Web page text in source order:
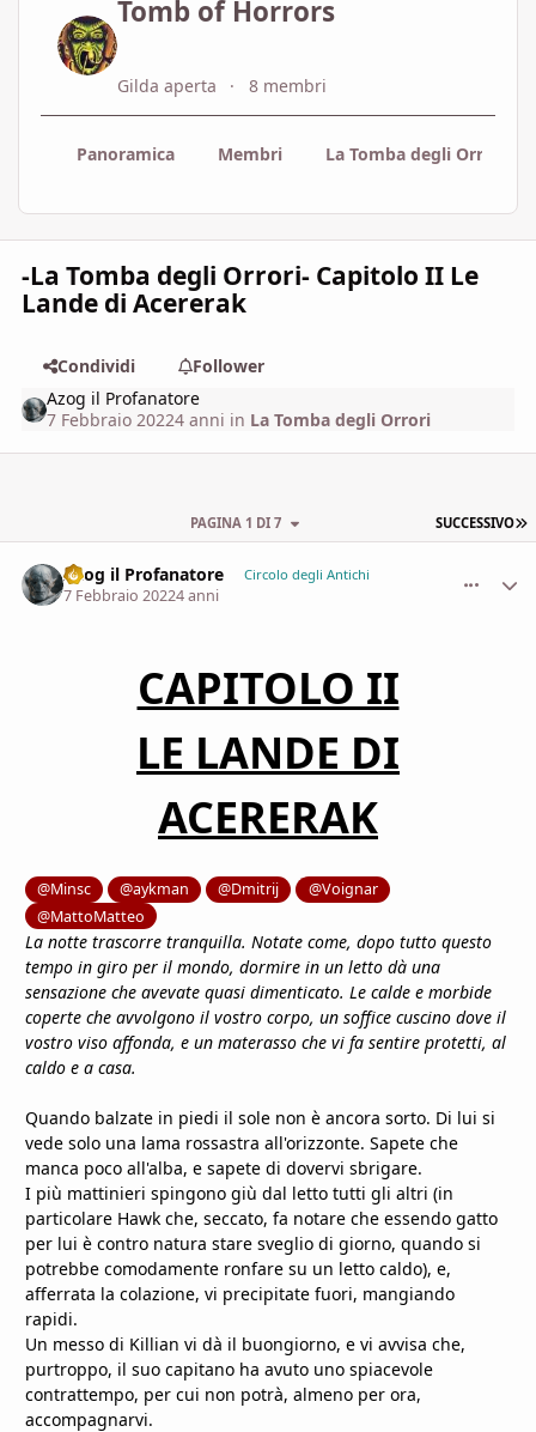
Tomb of Horrors
Gilda aperta 8 membri
Panoramica Membri La Tomba degli Orrori
-La Tomba degli Orrori- Capitolo II Le
Lande di Acererak
Condividi
Follower
Azog il Profanatore
7 Febbraio 20224 anni in La Tomba degli Orrori
SUCCESSIVO
PAGINA 1 DI 7
Azog il Profanatore Circolo degli Antichi
7 Febbraio 20224 anni
CAPITOLO II
LE LANDE DI
ACERERAK
@Minsc @aykman @Dmitrij
@Voignar
@MattoMatteo
La notte trascorre tranquilla. Notate come, dopo tutto questo
tempo in giro per il mondo, dormire in un letto dà una
sensazione che avevate quasi dimenticato. Le calde e morbide
coperte che avvolgono il vostro corpo, un soffice cuscino dove il
vostro viso affonda, e un materasso che vi fa sentire protetti, al
caldo e a casa.
Quando balzate in piedi il sole non è ancora sorto. Di lui si
vede solo una lama rossastra all'orizzonte. Sapete che
manca poco all'alba, e sapete di dovervi sbrigare.
I più mattinieri spingono giù dal letto tutti gli altri (in
particolare Hawk che, seccato, fa notare che essendo gatto
per lui è contro natura stare sveglio di giorno, quando si
potrebbe comodamente ronfare su un letto caldo), e,
afferrata la colazione, vi precipitate fuori, mangiando
rapidi.
Un messo di Killian vi dà il buongiorno, e vi avvisa che,
purtroppo, il suo capitano ha avuto uno spiacevole
contrattempo, per cui non potrà, almeno per ora,
accompagnarvi.